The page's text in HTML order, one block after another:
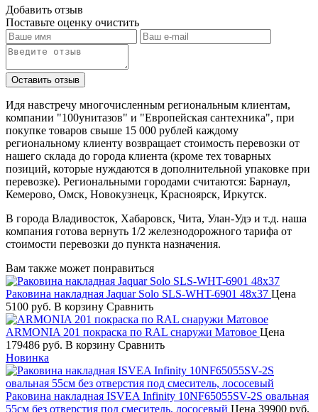
Добавить отзыв
Поставьте оценку очистить
Идя навстречу многочисленным региональным клиентам,
компании "100унитазов" и "Европейская сантехника", при
покупке товаров свыше 15 000 рублей каждому
региональному клиенту возвращает стоимость перевозки от
нашего склада до города клиента (кроме тех товарных
позиций, которые нуждаются в дополнительной упаковке при
перевозке). Региональными городами считаются: Барнаул,
Кемерово, Омск, Новокузнецк, Красноярск, Иркутск.
В города Владивосток, Хабаровск, Чита, Улан-Удэ и т.д. наша
компания готова вернуть 1/2 железнодорожного тарифа от
стоимости перевозки до пункта назначения.
Вам также может понравиться
Раковина накладная Jaquar Solo SLS-WHT-6901 48х37 Цена
5100 руб. В корзину Сравнить
ARMONIA 201 покраска по RAL снаружи Матовое Цена
179486 руб. В корзину Сравнить
Новинка
Раковина накладная ISVEA Infinity 10NF65055SV-2S овальная
55см без отверстия под смеситель, лососевый Цена 39900 руб.